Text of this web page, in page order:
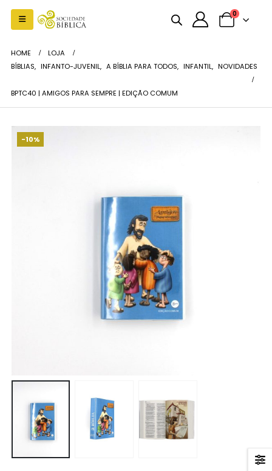
0
HOME
LOJA
BÍBLIAS, INFANTO-JUVENIL, A BÍBLIA PARA TODOS, INFANTIL, NOVIDADES
BPTC40 | AMIGOS PARA SEMPRE | EDIÇÃO COMUM
-10%